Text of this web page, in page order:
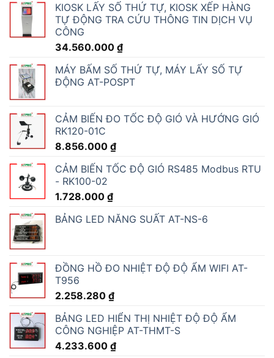
KIOSK LẤY SỐ THỨ TỰ, KIOSK XẾP HÀNG
TỰ ĐỘNG TRA CỨU THÔNG TIN DỊCH VỤ
CÔNG
34.560.000 ₫
MÁY BẤM SỐ THỨ TỰ, MÁY LẤY SỐ TỰ
ĐỘNG AT-POSPT
CẢM BIẾN ĐO TỐC ĐỘ GIÓ VÀ HƯỚNG GIÓ
RK120-01C
8.856.000 ₫
CẢM BIẾN TỐC ĐỘ GIÓ RS485 Modbus RTU
- RK100-02
1.728.000 ₫
BẢNG LED NĂNG SUẤT AT-NS-6
ĐỒNG HỒ ĐO NHIỆT ĐỘ ĐỘ ẨM WIFI AT-
T956
2.258.280 ₫
BẢNG LED HIỂN THỊ NHIỆT ĐỘ ĐỘ ẨM
CÔNG NGHIỆP AT-THMT-S
4.233.600 ₫